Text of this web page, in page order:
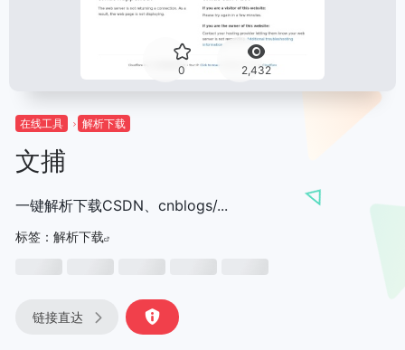
0 2,432
在线工具 解析下载
文捕
一键解析下载CSDN、cnblogs/...
标签： 解析下载
链接直达